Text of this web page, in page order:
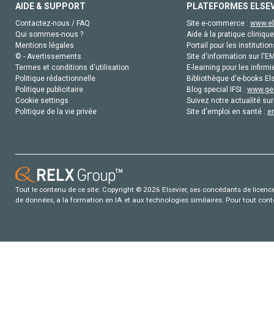
AIDE & SUPPORT
Contactez-nous / FAQ
Qui sommes-nous ?
Mentions légales
© - Avertissements
Termes et conditions d'utilisation
Politique rédactionnelle
Politique publicitaire
Cookie settings
Politique de la vie privée
PLATEFORMES
Site e-commerce :
Aide à la pratique
Portail pour les
Site d'information sur
E-learning pour les
Bibliothèque d'e-books
Blog special IFSI :
Suivez notre actualité
Site d'emploi en santé :
Tout le contenu de ce site: Copyright © 2026 Elsevier, ses concédants de
de données, a la formation en IA et aux technologies similaires. Pour tout